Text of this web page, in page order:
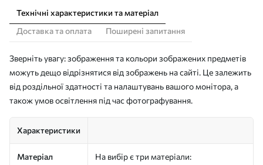
Технічні характеристики та матеріал
Доставка та оплата
Поширені запитання
Зверніть увагу: зображення та кольори зображених предметів
можуть дещо відрізнятися від зображень на сайті. Це залежить
від роздільної здатності та налаштувань вашого монітора, а
також умов освітлення під час фотографування.
Характеристики
Матеріал
На вибір є три матеріали: